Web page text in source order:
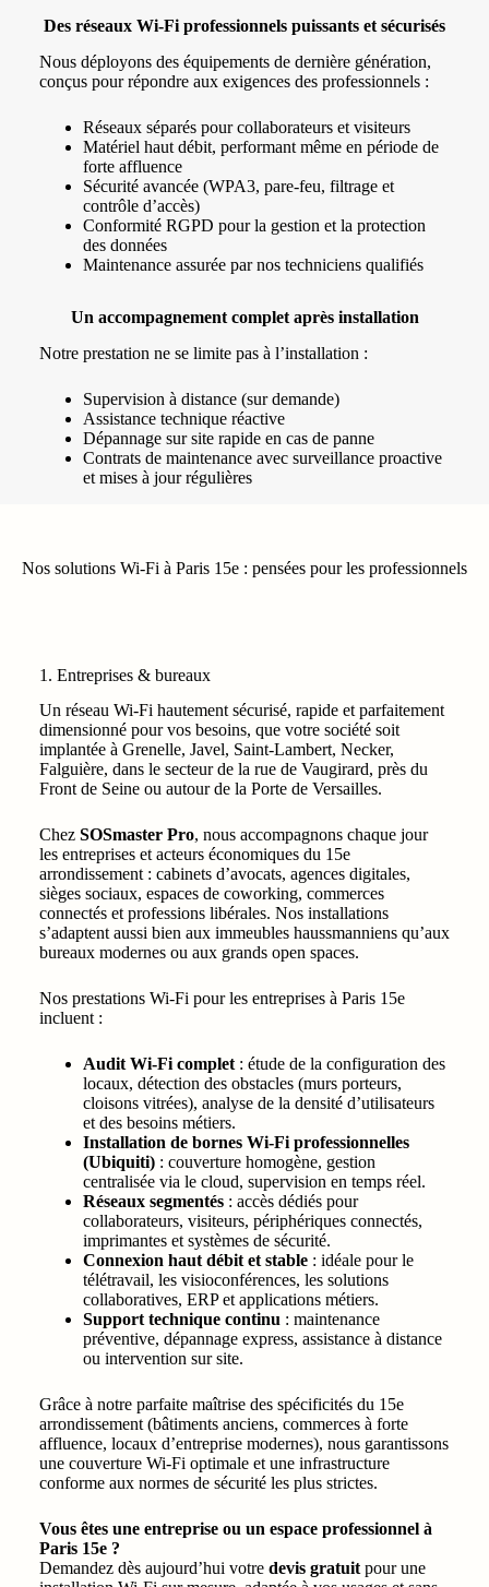
Des réseaux Wi-Fi professionnels puissants et sécurisés
Nous déployons des équipements de dernière génération,
conçus pour répondre aux exigences des professionnels :
Réseaux séparés pour collaborateurs et visiteurs
Matériel haut débit, performant même en période de
forte affluence
Sécurité avancée (WPA3, pare-feu, filtrage et
contrôle d’accès)
Conformité RGPD pour la gestion et la protection
des données
Maintenance assurée par nos techniciens qualifiés
Un accompagnement complet après installation
Notre prestation ne se limite pas à l’installation :
Supervision à distance (sur demande)
Assistance technique réactive
Dépannage sur site rapide en cas de panne
Contrats de maintenance avec surveillance proactive
et mises à jour régulières
Nos solutions Wi-Fi à Paris 15e : pensées pour les professionnels
1. Entreprises & bureaux
Un réseau Wi-Fi hautement sécurisé, rapide et parfaitement
dimensionné pour vos besoins, que votre société soit
implantée à Grenelle, Javel, Saint-Lambert, Necker,
Falguière, dans le secteur de la rue de Vaugirard, près du
Front de Seine ou autour de la Porte de Versailles.
Chez SOSmaster Pro, nous accompagnons chaque jour
les entreprises et acteurs économiques du 15e
arrondissement : cabinets d’avocats, agences digitales,
sièges sociaux, espaces de coworking, commerces
connectés et professions libérales. Nos installations
s’adaptent aussi bien aux immeubles haussmanniens qu’aux
bureaux modernes ou aux grands open spaces.
Nos prestations Wi-Fi pour les entreprises à Paris 15e
incluent :
Audit Wi-Fi complet: étude de la configuration des
locaux, détection des obstacles (murs porteurs,
cloisons vitrées), analyse de la densité d’utilisateurs
et des besoins métiers.
Installation de bornes Wi-Fi professionnelles
(Ubiquiti): couverture homogène, gestion
centralisée via le cloud, supervision en temps réel.
Réseaux segmentés: accès dédiés pour
collaborateurs, visiteurs, périphériques connectés,
imprimantes et systèmes de sécurité.
Connexion haut débit et stable: idéale pour le
télétravail, les visioconférences, les solutions
collaboratives, ERP et applications métiers.
Support technique continu : maintenance
préventive, dépannage express, assistance à distance
ou intervention sur site.
Grâce à notre parfaite maîtrise des spécificités du 15e
arrondissement (bâtiments anciens, commerces à forte
affluence, locaux d’entreprise modernes), nous garantissons
une couverture Wi-Fi optimale et une infrastructure
conforme aux normes de sécurité les plus strictes.
Vous êtes une entreprise ou un espace professionnel à
Paris 15e ?
Demandez dès aujourd’hui votre devis gratuitpour une